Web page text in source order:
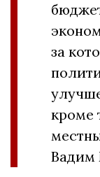
за
кроме
Вадим